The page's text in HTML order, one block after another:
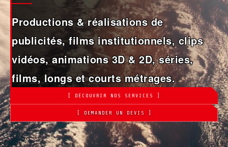
Productions & réalisations de
publicités, films institutionnels, clips
vidéos, animations 3D & 2D, séries,
films, longs et courts métrages.
[ DÉCOUVRIR NOS SERVICES ]
[ DEMANDER UN DEVIS ]